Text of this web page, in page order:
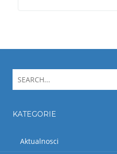
KATEGORIE
Aktualnosci